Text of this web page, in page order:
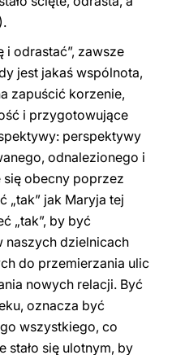
i odrastać”, zawsze
jest jakaś wspólnota,
zapuścić korzenie,
i przygotowujące
perspektywy
odnalezionego i
się obecny poprzez
„tak” jak Maryja tej
„tak”, by być
naszych dzielnicach
do przemierzania ulic
nowych relacji. Być
oznacza być
wszystkiego, co
stało się ulotnym, by